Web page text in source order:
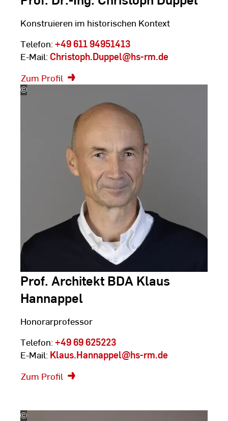
Konstruieren im historischen Kontext
Telefon: +49 611 94951413
E-Mail: Christoph.Duppel@hs-rm.de
Zum Profil
©
Silke
Prof. Architekt BDA Klaus
Hannappel
Honorarprofessor
Telefon: +49 69 625223
E-Mail: Klaus.Hannappel@hs-rm.de
Zum Profil
©
Silke